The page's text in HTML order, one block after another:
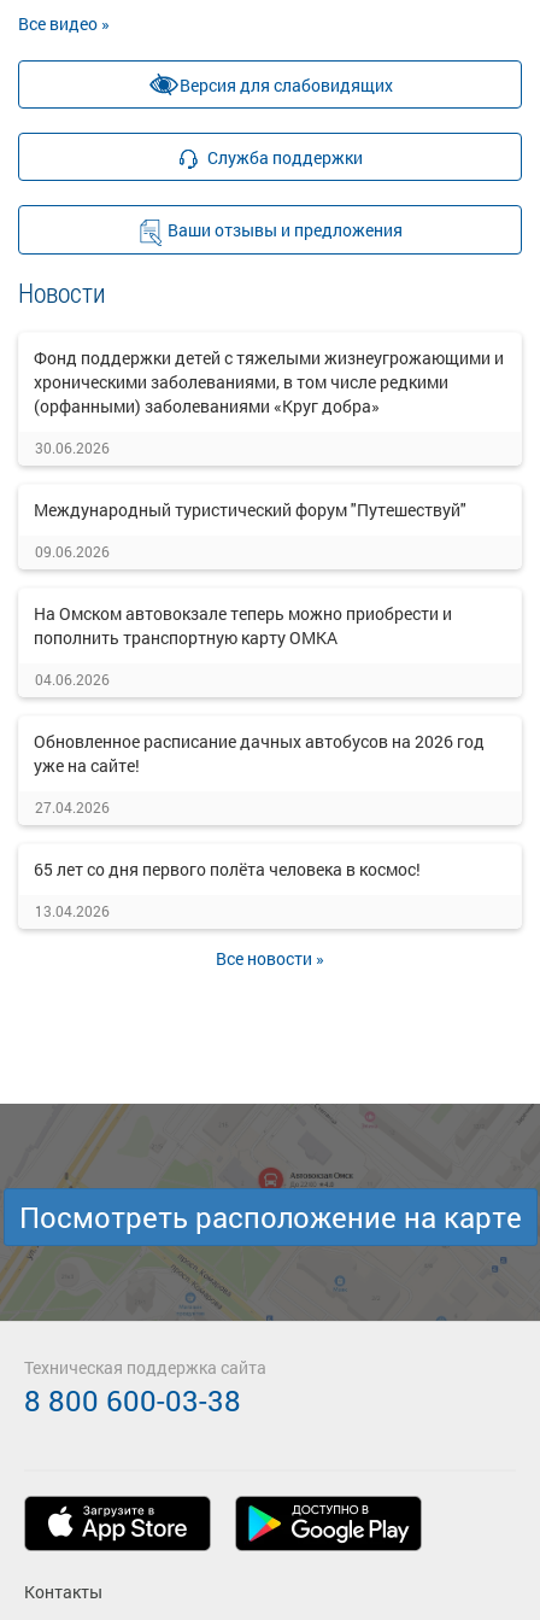
Все видео »
Версия для слабовидящих
Служба поддержки
Ваши отзывы и предложения
Новости
Фонд поддержки детей с тяжелыми жизнеугрожающими и
хроническими заболеваниями, в том числе редкими
(орфанными) заболеваниями «Круг добра»
30.06.2026
Международный туристический форум "Путешествуй"
09.06.2026
На Омском автовокзале теперь можно приобрести и
пополнить транспортную карту ОМКА
04.06.2026
Обновленное расписание дачных автобусов на 2026 год
уже на сайте!
27.04.2026
65 лет со дня первого полёта человека в космос!
13.04.2026
Все новости »
Посмотреть расположение на карте
Контакты
Техническая поддержка сайта
8 800 600-03-38